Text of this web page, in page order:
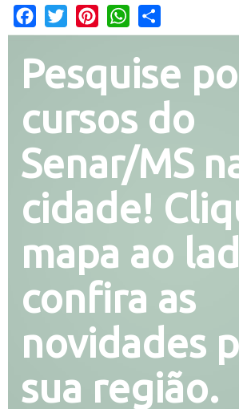
Facebook
Twitter PinterestWhatsApp
Pesquise
cursos do
Senar/MS
cidade!
mapa ao
confira as
novidades
sua região.